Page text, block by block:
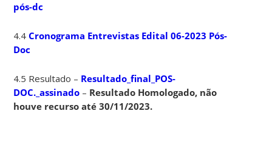
pós-dc
4.4Cronograma Entrevistas Edital 06-2023 Pós-
Doc
4.5 Resultado – Resultado_final_POS-
DOC._assinado – Resultado Homologado, não
houve recurso até 30/11/2023.